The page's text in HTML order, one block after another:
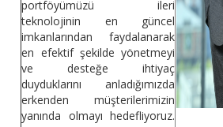
portföyümüzü ileri
teknolojinin en güncel
imkanlarından faydalanarak
en efektif şekilde yönetmeyi
ve desteğe ihtiyaç
duyduklarını anladığımızda
erkenden müşterilerimizin
yanında olmayı hedefliyoruz.